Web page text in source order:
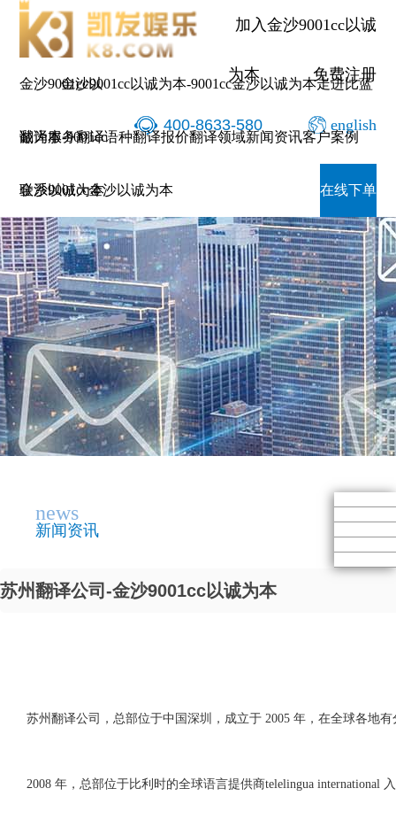
加入金沙9001cc以诚
为本 免费注册
400-8633-580 english
金沙9001cc以
诚为本-9001cc
金沙以诚为本
金沙9001cc以诚为本-9001cc金沙以诚为本走进比蓝
翻译服务翻译语种翻译报价翻译领域新闻资讯客户案例
联系9001cc金沙以诚为本 在线下单
news
新闻资讯
苏州翻译公司-金沙9001cc以诚为本
苏州翻译公司，总部位于中国深圳，成立于 2005 年，在全球各地
2008 年，总部位于比利时的全球语言提供商telelingua international